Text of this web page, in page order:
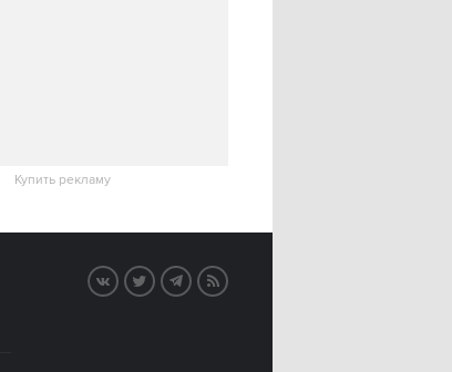
Купить рекламу
VK TwitterTelegram
RSS